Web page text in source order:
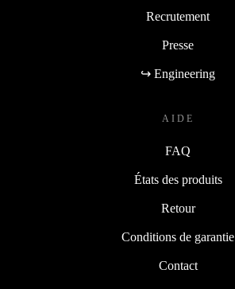
Recrutement
Presse
↪ Engineering
AIDE
FAQ
États des produits
Retour
Conditions de garantie
Contact